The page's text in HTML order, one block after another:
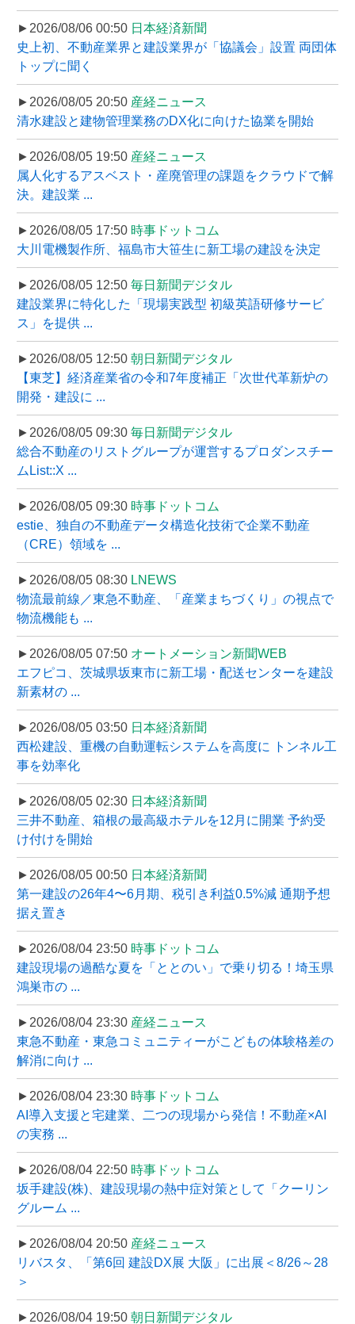
►2026/08/06 00:50 日本経済新聞
史上初、不動産業界と建設業界が「協議会」設置 両団体
トップに聞く
►2026/08/05 20:50 産経ニュース
清水建設と建物管理業務のDX化に向けた協業を開始
►2026/08/05 19:50 産経ニュース
属人化するアスベスト・産廃管理の課題をクラウドで解
決。建設業 ...
►2026/08/05 17:50 時事ドットコム
大川電機製作所、福島市大笹生に新工場の建設を決定
►2026/08/05 12:50 毎日新聞デジタル
建設業界に特化した「現場実践型 初級英語研修サービ
ス」を提供 ...
►2026/08/05 12:50 朝日新聞デジタル
【東芝】経済産業省の令和7年度補正「次世代革新炉の
開発・建設に ...
►2026/08/05 09:30 毎日新聞デジタル
総合不動産のリストグループが運営するプロダンスチー
ムList::X ...
►2026/08/05 09:30 時事ドットコム
estie、独自の不動産データ構造化技術で企業不動産
（CRE）領域を ...
►2026/08/05 08:30 LNEWS
物流最前線／東急不動産、「産業まちづくり」の視点で
物流機能も ...
►2026/08/05 07:50 オートメーション新聞WEB
エフピコ、茨城県坂東市に新工場・配送センターを建設
新素材の ...
►2026/08/05 03:50 日本経済新聞
西松建設、重機の自動運転システムを高度に トンネル工
事を効率化
►2026/08/05 02:30 日本経済新聞
三井不動産、箱根の最高級ホテルを12月に開業 予約受
け付けを開始
►2026/08/05 00:50 日本経済新聞
第一建設の26年4〜6月期、税引き利益0.5%減 通期予想
据え置き
►2026/08/04 23:50 時事ドットコム
建設現場の過酷な夏を「ととのい」で乗り切る！埼玉県
鴻巣市の ...
►2026/08/04 23:30 産経ニュース
東急不動産・東急コミュニティーがこどもの体験格差の
解消に向け ...
►2026/08/04 23:30 時事ドットコム
AI導入支援と宅建業、二つの現場から発信！不動産×AI
の実務 ...
►2026/08/04 22:50 時事ドットコム
坂手建設(株)、建設現場の熱中症対策として「クーリン
グルーム ...
►2026/08/04 20:50 産経ニュース
リバスタ、「第6回 建設DX展 大阪」に出展＜8/26～28
＞
►2026/08/04 19:50 朝日新聞デジタル